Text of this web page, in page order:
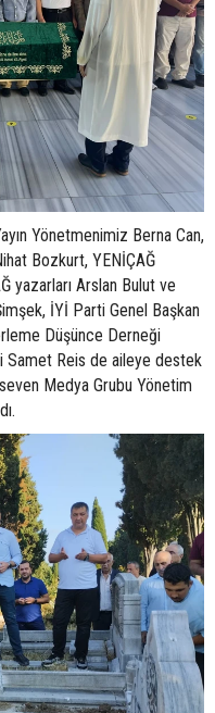
Yönetmenimiz Berna Can,
Bozkurt, YENİÇAĞ
yazarları Arslan Bulut ve
İYİ Parti Genel Başkan
Düşünce Derneği
Samet Reis de aileye destek
Medya Grubu Yönetim